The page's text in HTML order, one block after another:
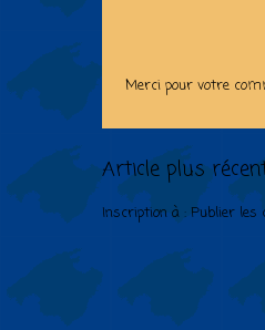
Merci pour votre
Article plus
Inscription à : Publier les